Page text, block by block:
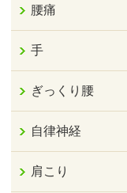
腰痛
手
ぎっくり腰
自律神経
肩こり